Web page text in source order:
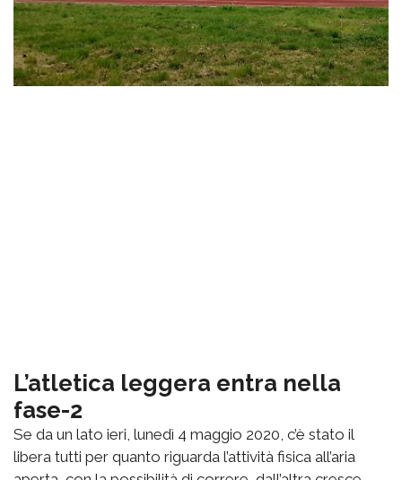
L’atletica leggera entra nella
fase-2
Se da un lato ieri, lunedì 4 maggio 2020, c’è stato il
libera tutti per quanto riguarda l’attività fisica all’aria